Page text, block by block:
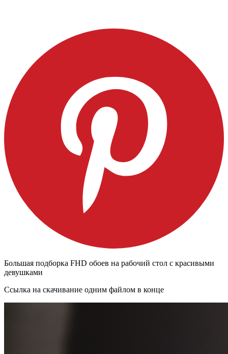
Большая подборка FHD обоев на рабочий стол с красивыми
девушками
Ссылка на скачивание одним файлом в конце